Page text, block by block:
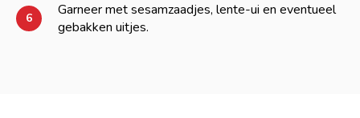
6
Garneer met sesamzaadjes, lente-ui en eventueel
gebakken uitjes.